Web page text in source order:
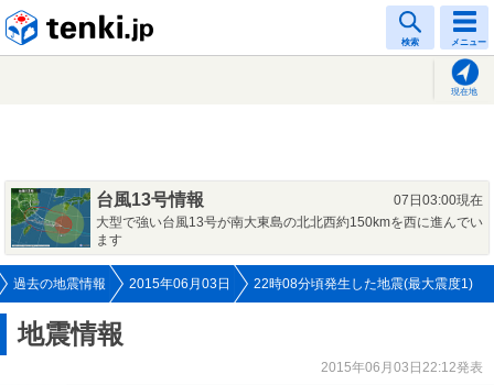
検索 メニュー
現在地
台風13号情報
07日03:00現在
大型で強い台風13号が南大東島の北北西約150kmを西に進んでい
ます
過去の地震情報 2015年06月03日 22時08分頃発生した地震(最大震度1)
地震情報
2015年06月03日22:12発表